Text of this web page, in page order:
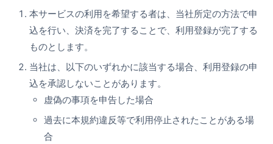
本サービスの利用を希望する者は、当社所定の方法で申
込を行い、決済を完了することで、利用登録が完了する
ものとします。
当社は、以下のいずれかに該当する場合、利用登録の申
込を承認しないことがあります。
虚偽の事項を申告した場合
過去に本規約違反等で利用停止されたことがある場
合